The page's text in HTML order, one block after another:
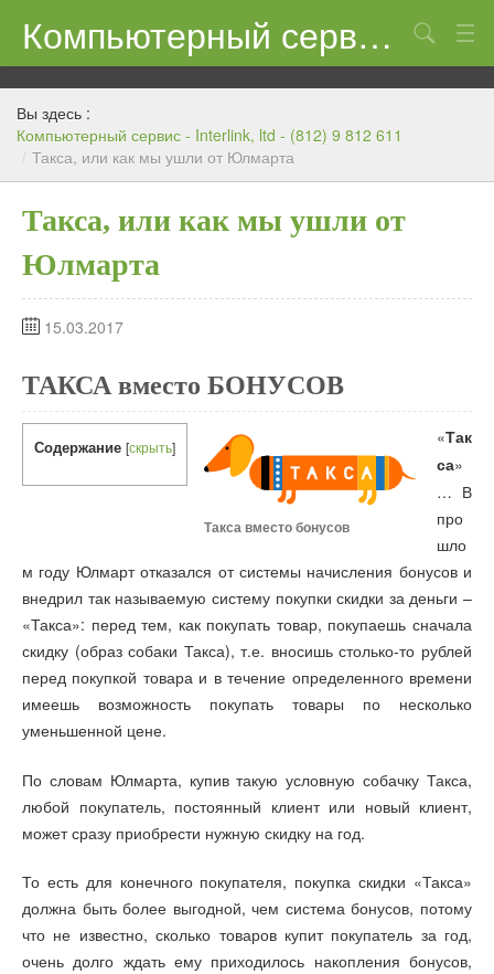
Компьютерный сервис — Interlink, ltd — (812) 9 812 611
КОНТАКТЫ
Вы здесь :
Компьютерный сервис - Interlink, ltd - (812) 9 812 611
/ Такса, или как мы ушли от Юлмарта
Такса, или как мы ушли от
Юлмарта
15.03.2017
ТАКСА вместо БОНУСОВ
Содержание [скрыть]
Такса вместо бонусов
«Так
са»
… В
про
шло
м году Юлмарт отказался от системы начисления бонусов и
внедрил так называемую систему покупки скидки за деньги –
«Такса»: перед тем, как покупать товар, покупаешь сначала
скидку (образ собаки Такса), т.е. вносишь столько-то рублей
перед покупкой товара и в течение определенного времени
имеешь возможность покупать товары по несколько
уменьшенной цене.
По словам Юлмарта, купив такую условную собачку Такса,
любой покупатель, постоянный клиент или новый клиент,
может сразу приобрести нужную скидку на год.
То есть для конечного покупателя, покупка скидки «Такса»
должна быть более выгодной, чем система бонусов, потому
что не известно, сколько товаров купит покупатель за год,
очень долго ждать ему приходилось накопления бонусов,